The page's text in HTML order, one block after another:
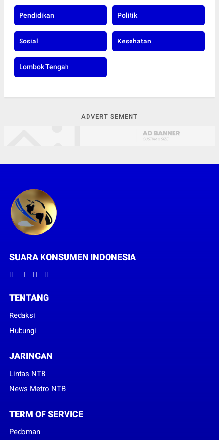
Pendidikan Politik
Sosial Kesehatan
Lombok Tengah
ADVERTISEMENT
SUARA KONSUMEN INDONESIA
TENTANG
Redaksi
Hubungi
JARINGAN
Lintas NTB
News Metro NTB
TERM OF SERVICE
Pedoman